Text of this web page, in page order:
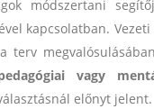
módszertani
kapcsolatban.
terv
vagy
előnyt jelent.